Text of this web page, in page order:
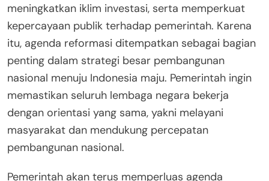
meningkatkan iklim investasi, serta memperkuat
kepercayaan publik terhadap pemerintah. Karena
itu, agenda reformasi ditempatkan sebagai bagian
penting dalam strategi besar pembangunan
nasional menuju Indonesia maju. Pemerintah ingin
memastikan seluruh lembaga negara bekerja
dengan orientasi yang sama, yakni melayani
masyarakat dan mendukung percepatan
pembangunan nasional.
Pemerintah akan terus memperluas agenda